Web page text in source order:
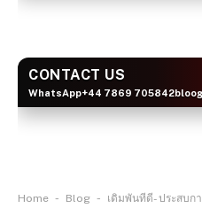
BLOOGINGA
CONTACT US
WhatsApp+44 7869 705842
Home - Blog - เดิมพันที่ดี- ประสบการ